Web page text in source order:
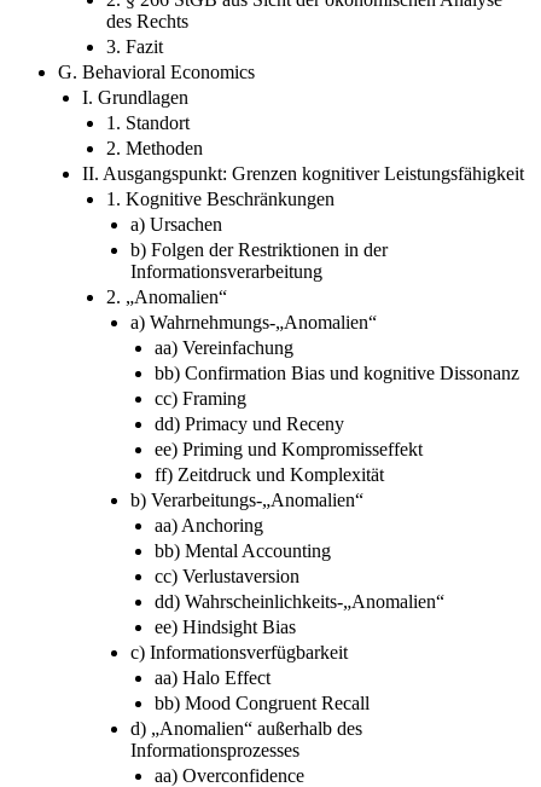
des Rechts
3. Fazit
G. Behavioral Economics
I. Grundlagen
1. Standort
2. Methoden
II. Ausgangspunkt: Grenzen kognitiver Leistungsfähigkeit
1. Kognitive Beschränkungen
a) Ursachen
b) Folgen der Restriktionen in der
Informationsverarbeitung
2. „Anomalien“
a) Wahrnehmungs-„Anomalien“
aa) Vereinfachung
bb) Confirmation Bias und kognitive Dissonanz
cc) Framing
dd) Primacy und Receny
ee) Priming und Kompromisseffekt
ff) Zeitdruck und Komplexität
b) Verarbeitungs-„Anomalien“
aa) Anchoring
bb) Mental Accounting
cc) Verlustaversion
dd) Wahrscheinlichkeits-„Anomalien“
ee) Hindsight Bias
c) Informationsverfügbarkeit
aa) Halo Effect
bb) Mood Congruent Recall
d) „Anomalien“ außerhalb des
Informationsprozesses
aa) Overconfidence